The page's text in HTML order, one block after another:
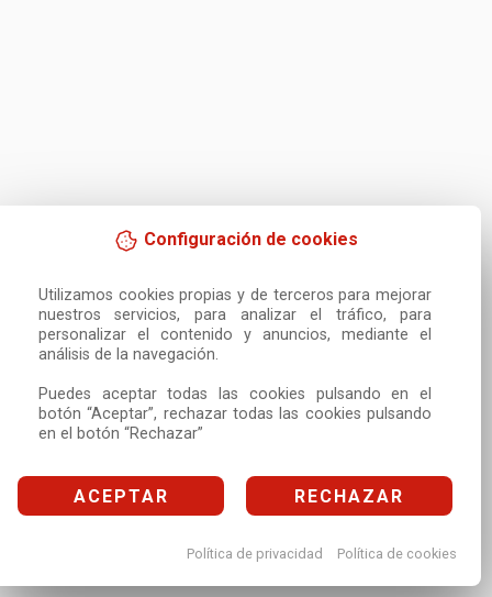
Configuración de cookies
Utilizamos cookies propias y de terceros para mejorar
nuestros servicios, para analizar el tráfico, para
personalizar el contenido y anuncios, mediante el
análisis de la navegación.
Puedes aceptar todas las cookies pulsando en el
botón “Aceptar”, rechazar todas las cookies pulsando
en el botón “Rechazar”
ACEPTAR RECHAZAR
Política de privacidad Política de cookies